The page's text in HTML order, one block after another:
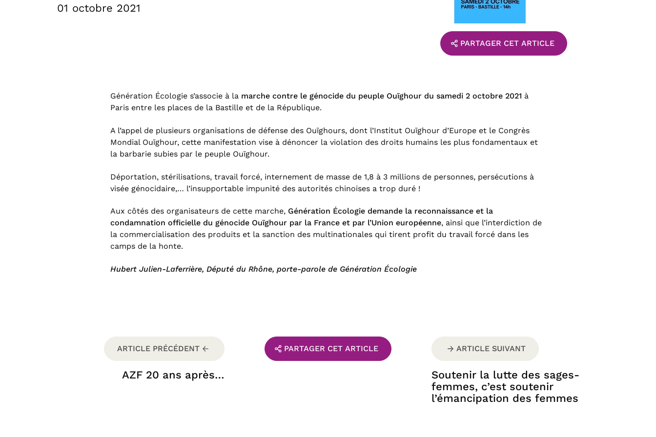
01 octobre 2021
PARTAGER CET ARTICLE
Génération Écologie s’associe à la marche contre le génocide du peuple Ouïghour du samedi 2 octobre 2021 à
Paris entre les places de la Bastille et de la République.
A l’appel de plusieurs organisations de défense des Ouïghours, dont l’Institut Ouïghour d’Europe et le Congrès
Mondial Ouïghour, cette manifestation vise à dénoncer la violation des droits humains les plus fondamentaux et
la barbarie subies par le peuple Ouïghour.
Déportation, stérilisations, travail forcé, internement de masse de 1,8 à 3 millions de personnes, persécutions à
visée génocidaire,… l’insupportable impunité des autorités chinoises a trop duré !
Aux côtés des organisateurs de cette marche, Génération Écologie demande la reconnaissance et la
condamnation officielle du génocide Ouïghour par la France et par l’Union européenne, ainsi que l’interdiction de
la commercialisation des produits et la sanction des multinationales qui tirent profit du travail forcé dans les
camps de la honte.
Hubert Julien-Laferrière, Député du Rhône, porte-parole de Génération Écologie
ARTICLE PRÉCÉDENT
AZF 20 ans après…
ARTICLE SUIVANT
Soutenir la lutte des sages-
femmes, c’est soutenir
l’émancipation des femmes
PARTAGER CET ARTICLE